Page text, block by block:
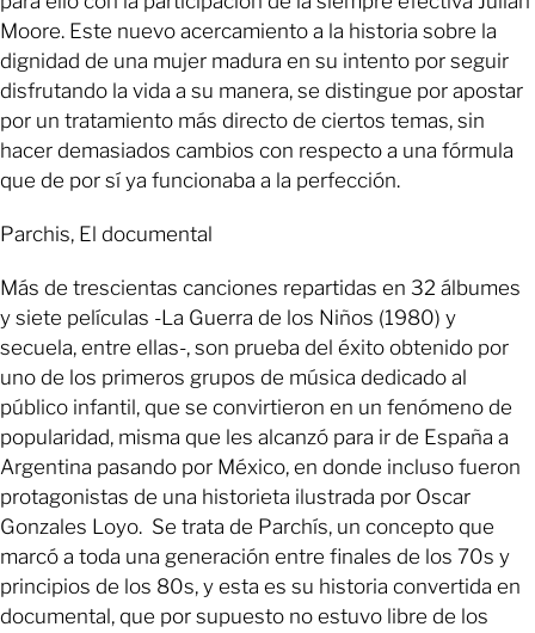
Moore. Este nuevo acercamiento a la historia sobre la
dignidad de una mujer madura en su intento por seguir
disfrutando la vida a su manera, se distingue por apostar
por un tratamiento más directo de ciertos temas, sin
hacer demasiados cambios con respecto a una fórmula
que de por sí ya funcionaba a la perfección.
Parchis, El documental
Más de trescientas canciones repartidas en 32 álbumes
y siete películas -La Guerra de los Niños (1980) y
secuela, entre ellas-, son prueba del éxito obtenido por
uno de los primeros grupos de música dedicado al
público infantil, que se convirtieron en un fenómeno de
popularidad, misma que les alcanzó para ir de España a
Argentina pasando por México, en donde incluso fueron
protagonistas de una historieta ilustrada por Oscar
Gonzales Loyo. Se trata de Parchís, un concepto que
marcó a toda una generación entre finales de los 70s y
principios de los 80s, y esta es su historia convertida en
documental, que por supuesto no estuvo libre de los